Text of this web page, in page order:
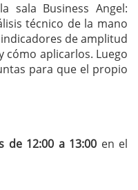
sala Business Angel:
técnico de la mano
de amplitud
cómo aplicarlos. Luego
para que el propio
de 12:00 a 13:00 en el